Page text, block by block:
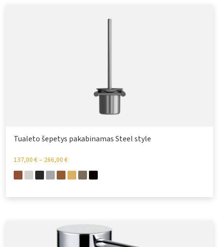
Tualeto šepetys pakabinamas Steel style
137,00 €– 266,00 €